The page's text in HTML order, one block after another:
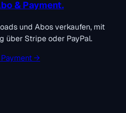
& Payment.
und Abos verkaufen, mit
über Stripe oder PayPal.
→